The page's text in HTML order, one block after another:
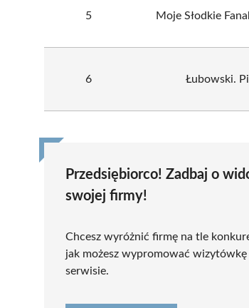
5 Moje Słodkie
6 Łubowski.
Przedsiębiorco! Zadbaj o
swojej firmy!
Chcesz wyróżnić firmę na tle
jak możesz wypromować
serwisie.